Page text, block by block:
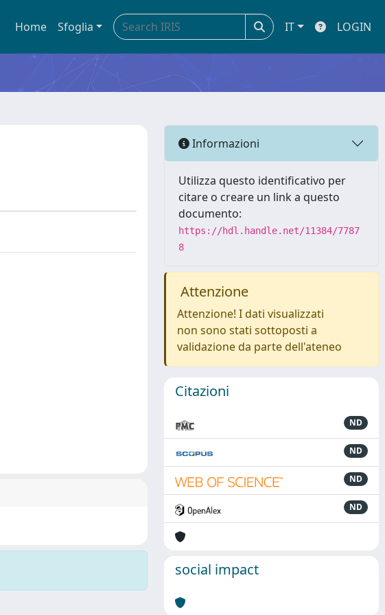
Home Sfoglia IT LOGIN
Informazioni
Utilizza questo identificativo per
citare o creare un link a questo
documento:
https://hdl.handle.net/11384/7787
8
Attenzione
Attenzione! I dati visualizzati
non sono stati sottoposti a
validazione da parte dell'ateneo
Citazioni
ND
ND
ND
ND
social impact